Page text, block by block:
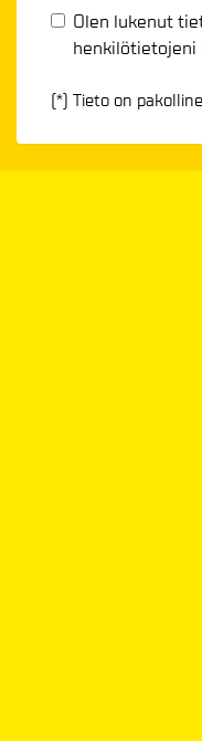
Olen lukenut
henkilötietojeni
(*) Tieto on